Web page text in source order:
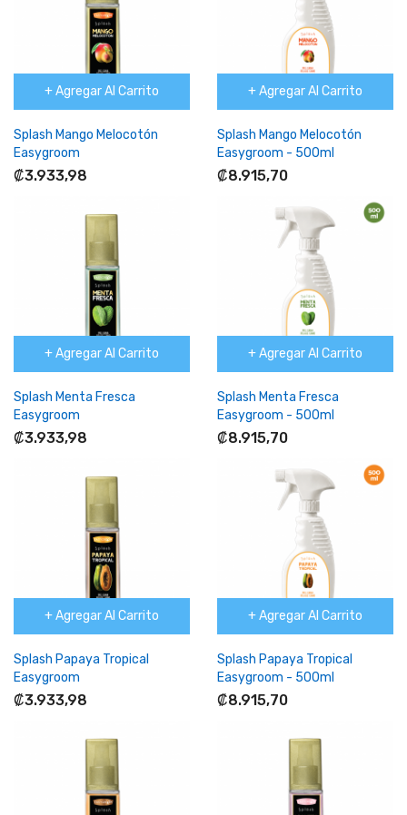
+ Agregar Al Carrito
Splash Mango Melocotón
Easygroom
₡3.933,98
+ Agregar Al Carrito
Splash Mango Melocotón
Easygroom - 500ml
₡8.915,70
+ Agregar Al Carrito
Splash Menta Fresca
Easygroom
₡3.933,98
+ Agregar Al Carrito
Splash Menta Fresca
Easygroom - 500ml
₡8.915,70
+ Agregar Al Carrito
Splash Papaya Tropical
Easygroom
₡3.933,98
+ Agregar Al Carrito
Splash Papaya Tropical
Easygroom - 500ml
₡8.915,70